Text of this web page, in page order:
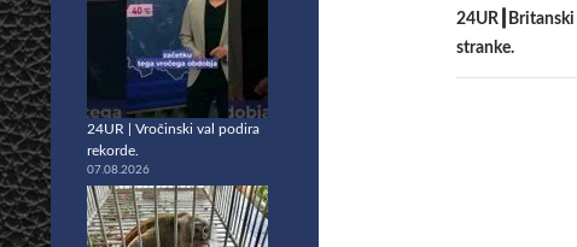
24UR┃Britanski
stranke.
24UR | Vročinski val podira
rekorde.
07.08.2026